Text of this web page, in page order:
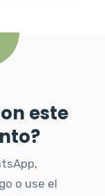
este
o use el